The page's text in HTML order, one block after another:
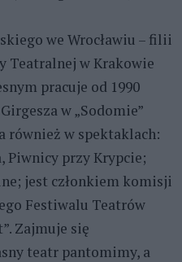
we Wrocławiu – filii
Teatralnej w Krakowie
pracuje od 1990
w „Sodomie”
również w spektaklach:
Piwnicy przy Krypcie;
jest członkiem komisji
Festiwalu Teatrów
Zajmuje się
teatr pantomimy, a